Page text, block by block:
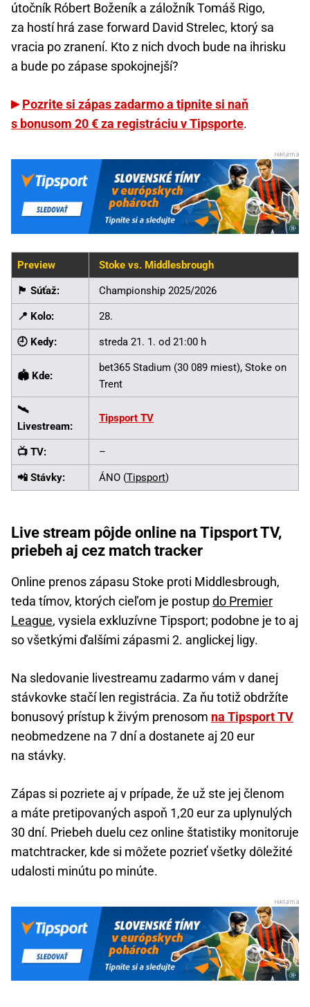
útočník Róbert Boženík a záložník Tomáš Rigo,
za hostí hrá zase forward David Strelec, ktorý sa
vracia po zranení. Kto z nich dvoch bude na ihrisku
a bude po zápase spokojnejší?
Pozrite si zápas zadarmo a tipnite si naň
s bonusom 20 € za registráciu v Tipsporte.
Preview Stoke vs. Middlesbrough
🏴󠁧󠁢󠁥󠁮󠁧󠁿 Súťaž: Championship 2025/2026
📍 Kolo: 28.
🕘 Kedy: streda 21. 1. od 21:00 h
🏟️ Kde:
bet365 Stadium (30 089 miest), Stoke on
Trent
🛰️
Livestream:
Tipsport TV
📺 TV: –
📲 Stávky: ÁNO (Tipsport)
Live stream pôjde online na Tipsport TV,
priebeh aj cez match tracker
Online prenos zápasu Stoke proti Middlesbrough,
teda tímov, ktorých cieľom je postupdo Premier
League, vysiela exkluzívne Tipsport; podobne je to aj
so všetkými ďalšími zápasmi 2. anglickej ligy.
Na sledovanie livestreamu zadarmo vám v danej
stávkovke stačí len registrácia. Za ňu totiž obdržíte
bonusový prístup k živým prenosom na Tipsport TV
neobmedzene na 7 dní a dostanete aj 20 eur
na stávky.
Zápas si pozriete aj v prípade, že už ste jej členom
a máte pretipovaných aspoň 1,20 eur za uplynulých
30 dní. Priebeh duelu cez online štatistiky monitoruje
matchtracker, kde si môžete pozrieť všetky dôležité
udalosti minútu po minúte.